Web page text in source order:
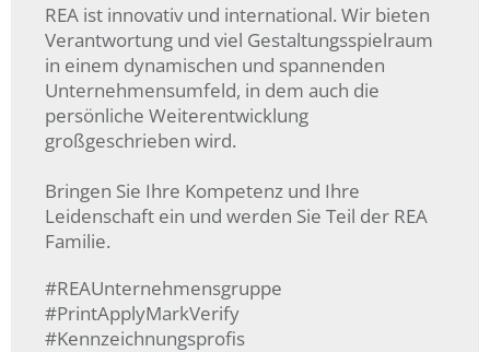
REA ist innovativ und international. Wir bieten
Verantwortung und viel Gestaltungsspielraum
in einem dynamischen und spannenden
Unternehmensumfeld, in dem auch die
persönliche Weiterentwicklung
großgeschrieben wird.
Bringen Sie Ihre Kompetenz und Ihre
Leidenschaft ein und werden Sie Teil der REA
Familie.
#REAUnternehmensgruppe
#PrintApplyMarkVerify
#Kennzeichnungsprofis